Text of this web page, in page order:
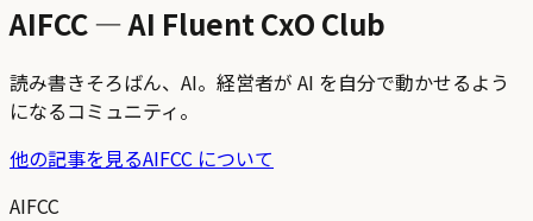
AIFCC — AI Fluent CxO Club
読み書きそろばん、AI。経営者が AI を自分で動かせるよう
になるコミュニティ。
他の記事を見るAIFCC について
AIFCC